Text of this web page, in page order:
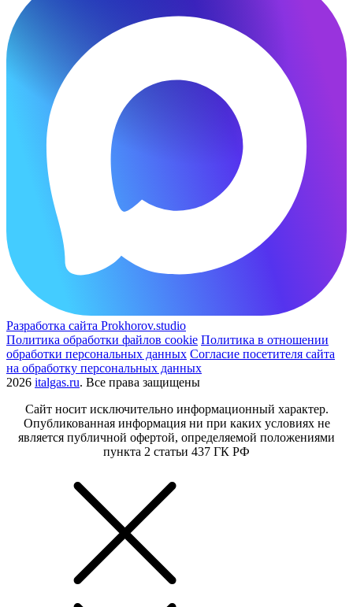
Разработка сайта Prokhorov.studio
Политика обработки файлов cookie Политика в отношении
обработки персональных данных Согласие посетителя сайта
на обработку персональных данных
2026 italgas.ru. Все права защищены
Сайт носит исключительно информационный характер.
Опубликованная информация ни при каких условиях не
является публичной офертой, определяемой положениями
пункта 2 статьи 437 ГК РФ